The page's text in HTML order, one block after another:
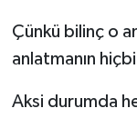
Çünkü bilinç o
anlatmanın
Aksi durumda